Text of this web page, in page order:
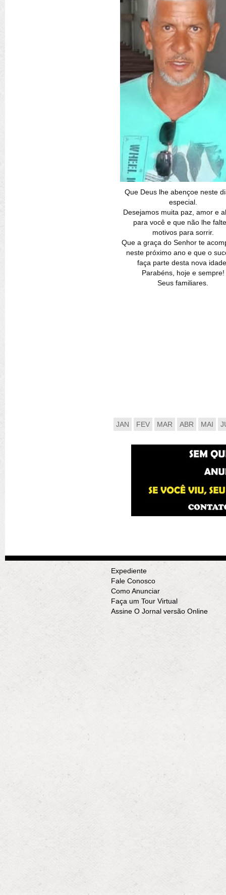
Que Deus lhe abençoe neste
especial.
Desejamos muita paz, amor e
para você e que não lhe
motivos para sorrir.
Que a graça do Senhor te
neste próximo ano e que o
faça parte desta nova
Parabéns, hoje e sempre!
Seus familiares.
JAN FEV MAR ABR MAI
Expediente
Fale Conosco
Como Anunciar
Faça um Tour Virtual
Assine O Jornal versão Online